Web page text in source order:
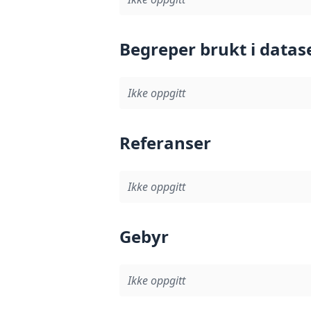
Begreper brukt i
Ikke oppgitt
Referanser
Ikke oppgitt
Gebyr
Ikke oppgitt